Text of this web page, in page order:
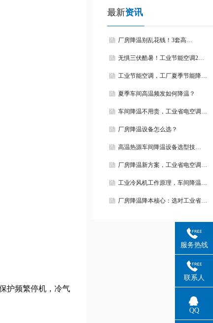
护频繁停机，冷气
最新资讯
厂房降温别乱花钱！3套高…
无惧三伏酷暑！工业节能空调2…
工业节能空调，工厂夏季节能降…
夏季车间高温频发如何降温？
车间降温不用贵，工业省电空调…
厂房降温设备怎么选？
高温热源车间降温设备选型技…
厂房降温新方案，工业省电空调…
工业冷风机工作原理，车间降温…
厂房降温降本核心：选对工业省…
服务热线
联系人
QQ